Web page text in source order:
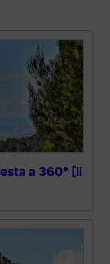
a 360° [Il